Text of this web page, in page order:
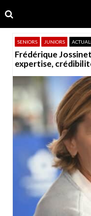
to
navigation
to
content
SENIORS JUNIORS
Frédérique
expertise,